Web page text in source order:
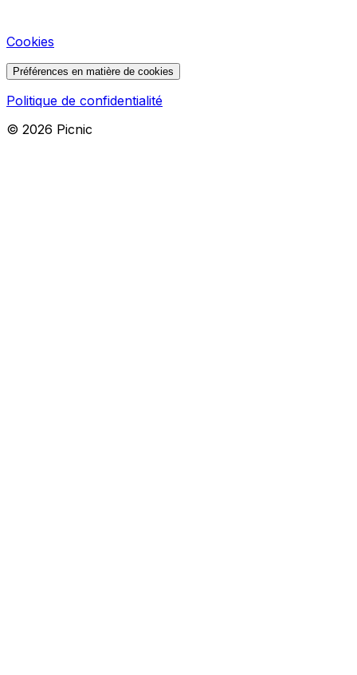
Cookies
Préférences en matière de cookies
Politique de confidentialité
© 2026 Picnic